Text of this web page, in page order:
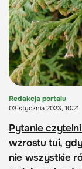
Redakcja portalu
03 stycznia 2023, 10:21
Pytanie
wzrostu tui,
nie wszystkie